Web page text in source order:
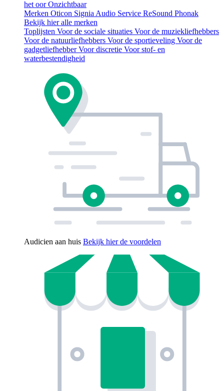
het oorOnzichtbaar
Merken Oticon Signia Audio Service ReSound Phonak
Bekijk hier alle merken
Toplijsten Voor de sociale situaties Voor de muziekliefhebbers
Voor de natuurliefhebbers Voor de sportieveling Voor de
gadgetliefhebberVoor discretie Voor stof- en
waterbestendigheid
Audicien aan huis Bekijk hier de voordelen